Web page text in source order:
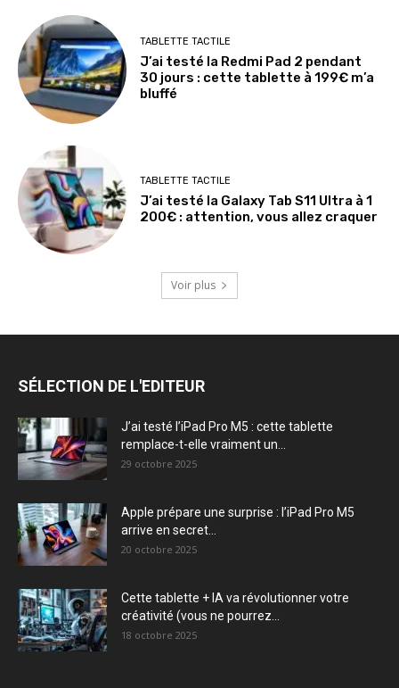
TABLETTE TACTILE
J’ai testé la Redmi Pad 2 pendant
30 jours : cette tablette à 199€ m’a
bluffé
TABLETTE TACTILE
J’ai testé la Galaxy Tab S11 Ultra à 1
200€ : attention, vous allez craquer
Voir plus
SÉLECTION DE L'EDITEUR
J’ai testé l’iPad Pro M5 : cette tablette
remplace-t-elle vraiment un...
29 octobre 2025
Apple prépare une surprise : l’iPad Pro M5
arrive en secret...
20 octobre 2025
Cette tablette + IA va révolutionner votre
créativité (vous ne pourrez...
18 octobre 2025